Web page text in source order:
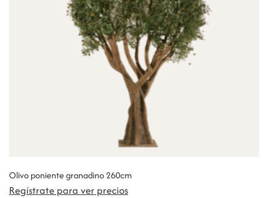
Olivo poniente granadino 260cm
Regístrate para ver precios